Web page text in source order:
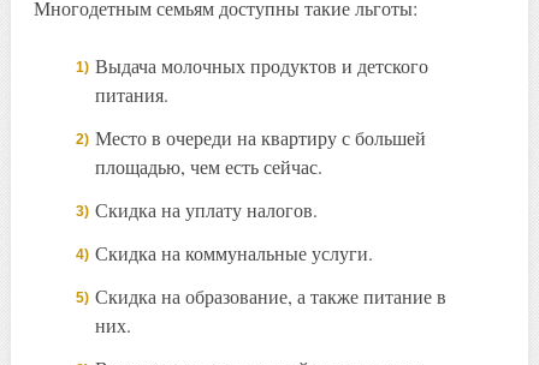
Многодетным семьям доступны такие льготы:
Выдача молочных продуктов и детского
питания.
Место в очереди на квартиру с большей
площадью, чем есть сейчас.
Скидка на уплату налогов.
Скидка на коммунальные услуги.
Скидка на образование, а также питание в
них.